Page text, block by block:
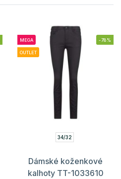
MEGA
OUTLET
-78%
34/32
Dámské koženkové
kalhoty TT-1033610